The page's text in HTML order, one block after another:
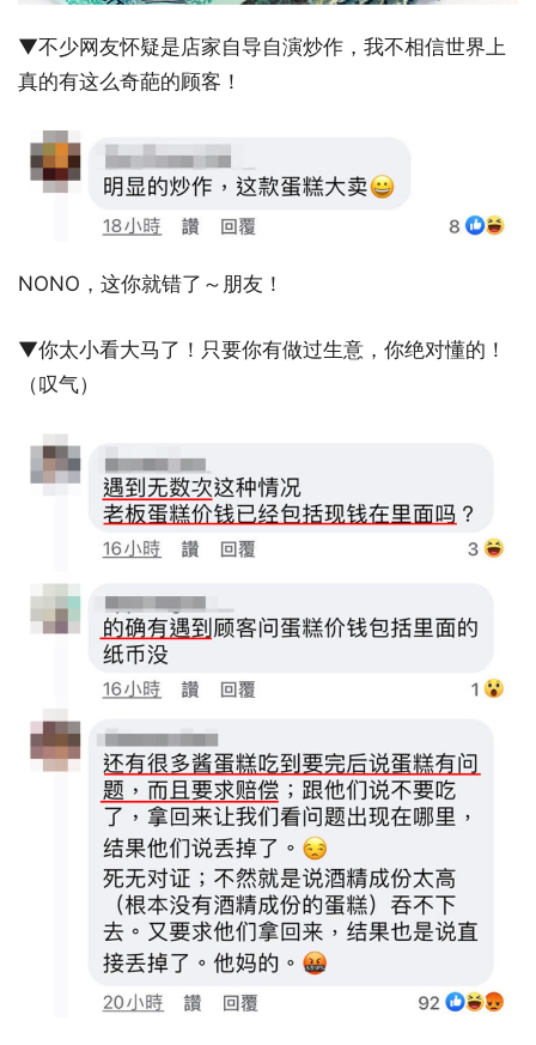
▼不少网友怀疑是店家自导自演炒作，我不相信世界上
真的有这么奇葩的顾客！
NONO，这你就错了～朋友！
▼你太小看大马了！只要你有做过生意，你绝对懂的！
（叹气）